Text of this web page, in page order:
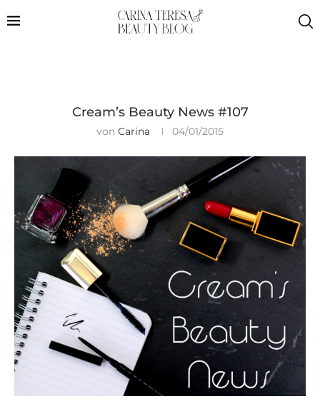
Cream’s Beauty News #107
von Carina 04/01/2015